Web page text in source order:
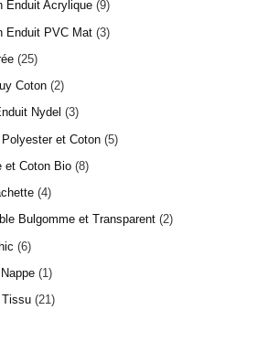
Enduit Acrylique 9
Enduit PVC Mat 3
25
Coton 2
Nydel
3
et Coton 5
et Coton Bio 8
4
Bulgomme et Transparent 2
6
1
Tissu 21